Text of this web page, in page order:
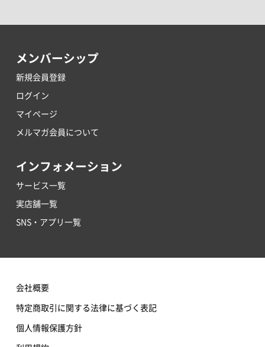
メンバーシップ
新規会員登録
ログイン
マイページ
メルマガ会員について
インフォメーション
サービス一覧
実店舗一覧
SNS・アプリ一覧
会社概要
特定商取引に関する法律に基づく表記
個人情報保護方針